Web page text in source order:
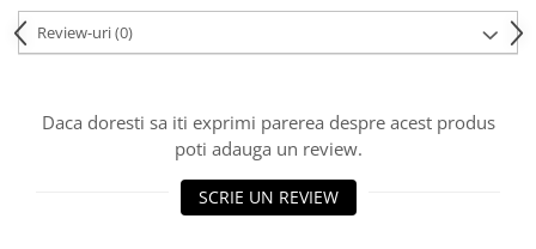
Review-uri(0)
Daca doresti sa iti exprimi parerea despre acest produs
poti adauga un review.
SCRIE UN REVIEW